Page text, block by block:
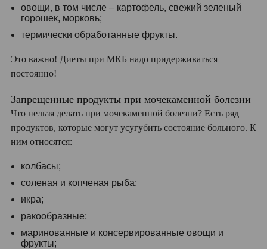
овощи, в том числе – картофель, свежий зеленый
горошек, морковь;
термически обработанные фрукты.
Это важно! Диеты при МКБ надо придерживаться
постоянно!
Запрещенные продукты при мочекаменной болезни
Что нельзя делать при мочекаменной болезни? Есть ряд
продуктов, которые могут усугубить состояние больного. К
ним относятся:
колбасы;
соленая и копченая рыба;
икра;
ракообразные;
маринованные и консервированные овощи и
фрукты;